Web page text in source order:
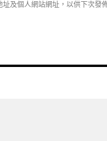
及個人網站網址，以供下次發